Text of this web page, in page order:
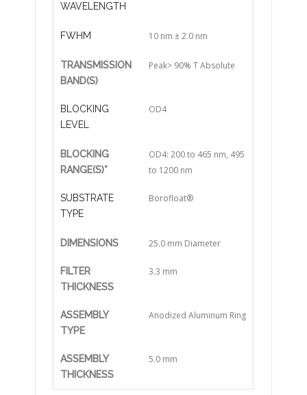
WAVELENGTH
FWHM 10 nm ± 2.0 nm
TRANSMISSION
BAND(S)
Peak> 90% T Absolute
BLOCKING
LEVEL
OD4
BLOCKING
RANGE(S)*
OD4: 200 to 465 nm, 495
to 1200 nm
SUBSTRATE
TYPE
Borofloat®
DIMENSIONS 25.0 mm Diameter
FILTER
THICKNESS
3.3 mm
ASSEMBLY
TYPE
Anodized Aluminum Ring
ASSEMBLY
THICKNESS
5.0 mm